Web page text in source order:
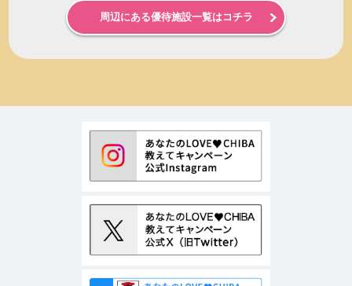
周辺にある優待施設一覧はコチラ